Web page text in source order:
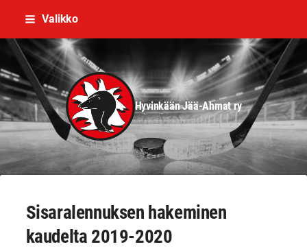
Siirry
sisältöön
Valikko
Hyvinkään Jää-Ahmat ry
Sisaralennuksen hakeminen
kaudelta 2019-2020